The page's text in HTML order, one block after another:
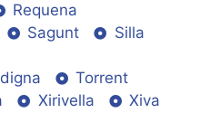
Requena
Sagunt
Silla
Torrent
Xirivella Xiva